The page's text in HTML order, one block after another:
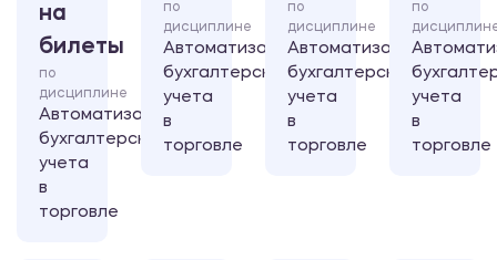
на
билеты
по
дисциплине
Автоматизация
бухгалтерского
учета
в
торговле
по
дисциплине
Автоматизация
бухгалтерского
учета
в
торговле
по
дисциплине
Автоматизация
бухгалтерского
учета
в
торговле
по
учета
в
торговле